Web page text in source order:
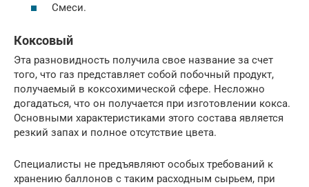
Смеси.
Коксовый
Эта разновидность получила свое название за счет
того, что газ представляет собой побочный продукт,
получаемый в коксохимической сфере. Несложно
догадаться, что он получается при изготовлении кокса.
Основными характеристиками этого состава является
резкий запах и полное отсутствие цвета.
Специалисты не предъявляют особых требований к
хранению баллонов с таким расходным сырьем, при